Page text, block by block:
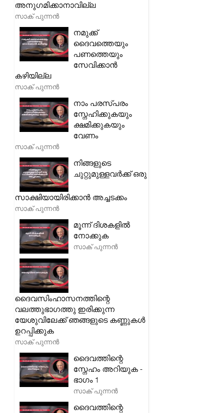
അനുഗമിക്കാനാവില്ല
സാക് പുന്നൻ
നമുക്ക്
ദൈവത്തെയും
പണത്തെയും
സേവിക്കാൻ
കഴിയില്ല
സാക് പുന്നൻ
നാം പരസ്പരം
സ്നേഹിക്കുകയും
ക്ഷമിക്കുകയും
വേണം
സാക് പുന്നൻ
നിങ്ങളുടെ
ചുറ്റുമുള്ളവർക്ക് ഒരു
സാക്ഷിയായിരിക്കാൻ അച്ചടക്കം
സാക് പുന്നൻ
മൂന്ന് ദിശകളിൽ
നോക്കുക
സാക് പുന്നൻ
ദൈവസിംഹാസനത്തിന്റെ
വലത്തുഭാഗത്തു ഇരിക്കുന്ന
യേശുവിലേക്ക് ഞങ്ങളുടെ കണ്ണുകൾ
ഉറപ്പിക്കുക
സാക് പുന്നൻ
ദൈവത്തിന്റെ
സ്നേഹം അറിയുക -
ഭാഗം 1
സാക് പുന്നൻ
ദൈവത്തിന്റെ